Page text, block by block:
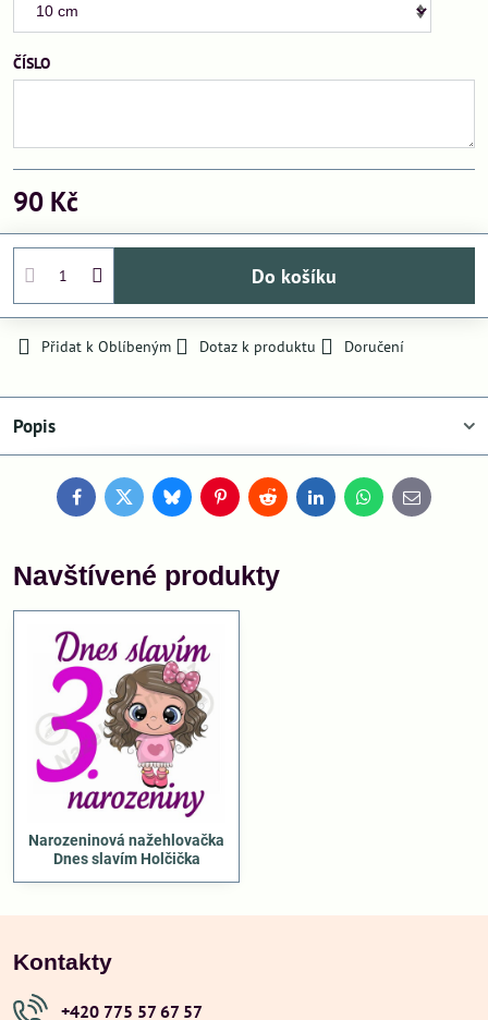
ČÍSLO
90 Kč
Do košíku
Přidat k Oblíbeným Dotaz k produktu Doručení
Popis
FacebookTwitterBlueskyPinterestReddit LinkedInWhatsApp
E-
mail
Navštívené produkty
Narozeninová nažehlovačka
Dnes slavím Holčička
Kontakty
+420 775 57 67 57